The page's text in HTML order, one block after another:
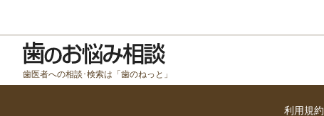
歯医者への相談･検索は「歯のねっと」
利用規約